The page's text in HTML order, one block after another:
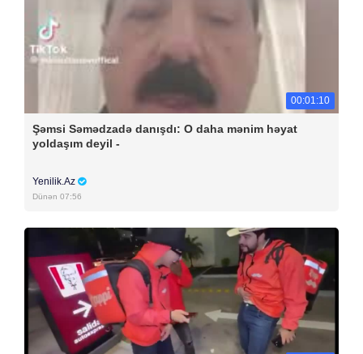
00:01:10
Şəmsi Səmədzadə danışdı: O daha mənim həyat
yoldaşım deyil -
Yenilik.Az
Dünən 07:56